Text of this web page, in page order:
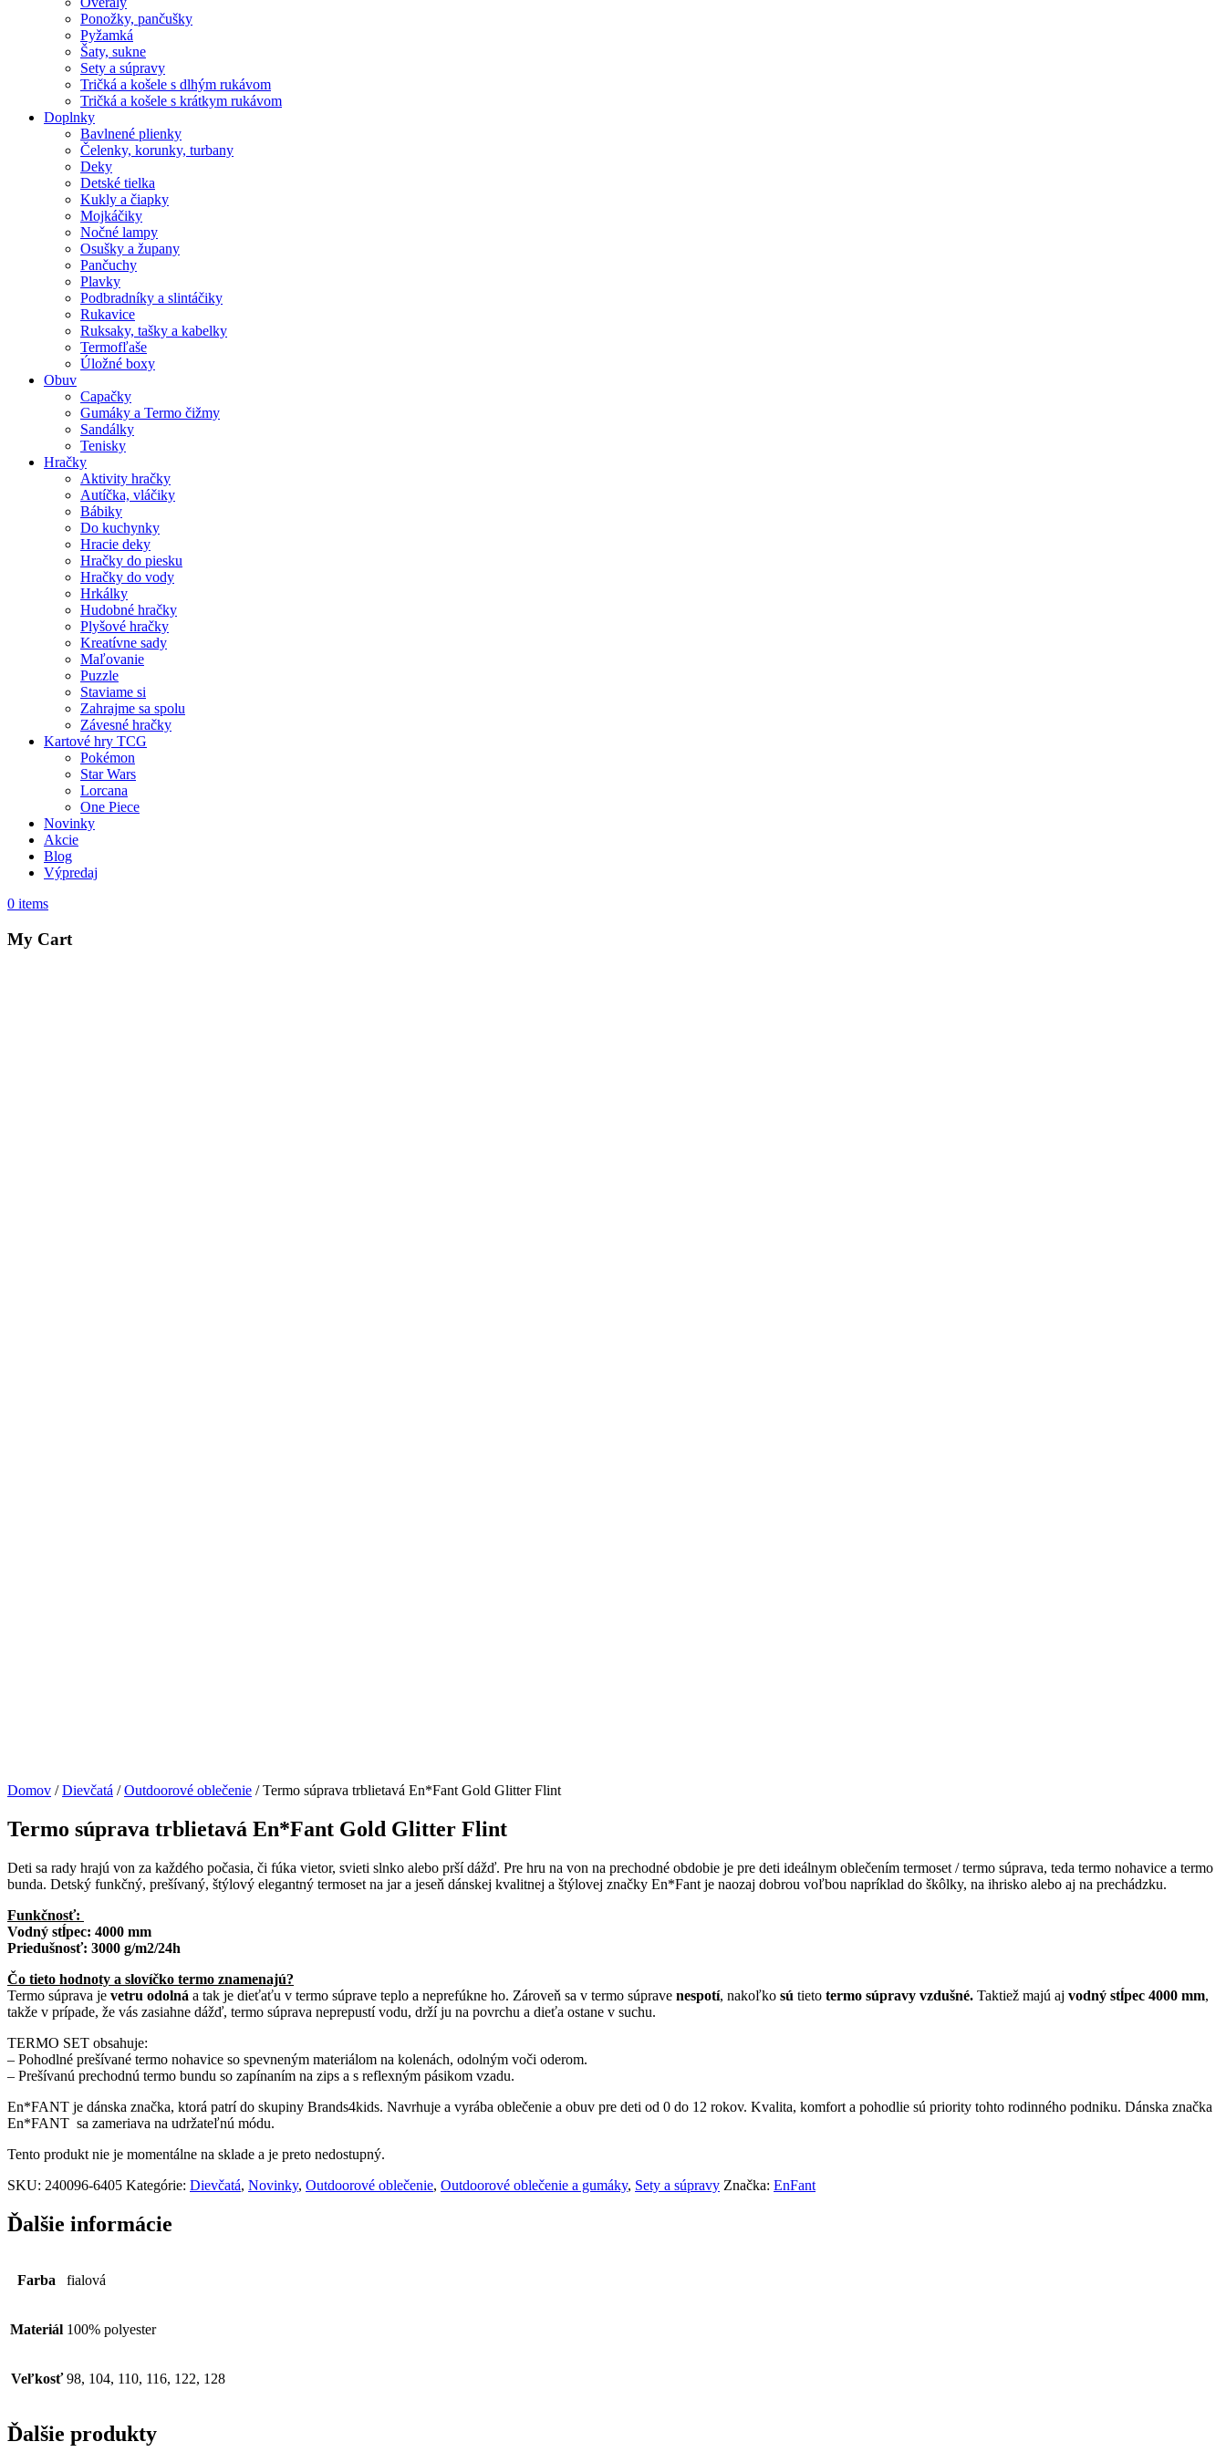
Ponožky, pančušky
Pyžamká
Šaty, sukne
Sety a súpravy
Tričká a košele s dlhým rukávom
Tričká a košele s krátkym rukávom
Doplnky
Bavlnené plienky
Čelenky, korunky, turbany
Deky
Detské tielka
Kukly a čiapky
Mojkáčiky
Nočné lampy
Osušky a župany
Pančuchy
Plavky
Podbradníky a slintáčiky
Rukavice
Ruksaky, tašky a kabelky
Termofľaše
Úložné boxy
Obuv
Capačky
Gumáky a Termo čižmy
Sandálky
Tenisky
Hračky
Aktivity hračky
Autíčka, vláčiky
Bábiky
Do kuchynky
Hracie deky
Hračky do piesku
Hračky do vody
Hrkálky
Hudobné hračky
Plyšové hračky
Kreatívne sady
Maľovanie
Puzzle
Staviame si
Zahrajme sa spolu
Závesné hračky
Kartové hry TCG
Pokémon
Star Wars
Lorcana
One Piece
Novinky
Akcie
Blog
Výpredaj
0 items
My Cart
Domov /Dievčatá /Outdoorové oblečenie / Termo súprava trblietavá En*Fant Gold Glitter Flint
Termo súprava trblietavá En*Fant Gold Glitter Flint
Deti sa rady hrajú von za každého počasia, či fúka vietor, svieti slnko alebo prší dážď. Pre hru na von na prechodné obdobie je pre deti ideálnym oblečením termoset / termo súprava, teda termo nohavice a termo
bunda. Detský funkčný, prešívaný, štýlový elegantný termoset na jar a jeseň dánskej kvalitnej a štýlovej značky En*Fant je naozaj dobrou voľbou napríklad do škôlky, na ihrisko alebo aj na prechádzku.
Funkčnosť:
Vodný stĺpec: 4000 mm
Priedušnosť: 3000 g/m2/24h
Čo tieto hodnoty a slovíčko termo znamenajú?
Termo súprava je vetru odolná a tak je dieťaťu v termo súprave teplo a neprefúkne ho. Zároveň sa v termo súprave nespotí, nakoľko sú tieto termo súpravy vzdušné. Taktiež majú aj vodný stĺpec 4000 mm,
takže v prípade, že vás zasiahne dážď, termo súprava neprepustí vodu, drží ju na povrchu a dieťa ostane v suchu.
TERMO SET obsahuje:
– Pohodlné prešívané termo nohavice so spevneným materiálom na kolenách, odolným voči oderom.
– Prešívanú prechodnú termo bundu so zapínaním na zips a s reflexným pásikom vzadu.
En*FANT je dánska značka, ktorá patrí do skupiny Brands4kids. Navrhuje a vyrába oblečenie a obuv pre deti od 0 do 12 rokov. Kvalita, komfort a pohodlie sú priority tohto rodinného podniku. Dánska značka
En*FANT sa zameriava na udržateľnú módu.
Tento produkt nie je momentálne na sklade a je preto nedostupný.
SKU: 240096-6405 Kategórie: Dievčatá, Novinky, Outdoorové oblečenie, Outdoorové oblečenie a gumáky, Sety a súpravy Značka: EnFant
Ďalšie informácie
Farba fialová
Materiál 100% polyester
Veľkosť 98, 104, 110, 116, 122, 128
Ďalšie produkty